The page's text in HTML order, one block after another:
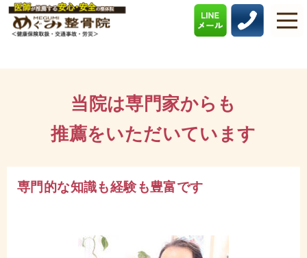
当院は専門家からも
推薦をいただいています
専門的な知識も経験も豊富です